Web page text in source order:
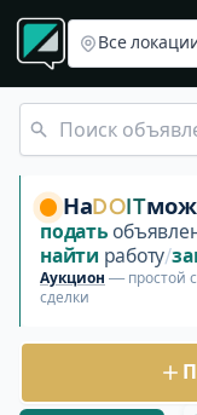
Бесплатные
Все
НаDOIT
подать
найти работу/
Аукцион — простой
сделки